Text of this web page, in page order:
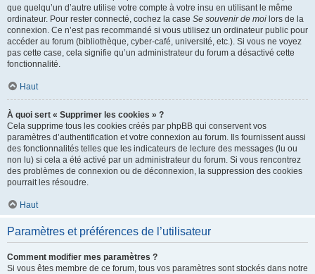
que quelqu’un d’autre utilise votre compte à votre insu en utilisant le même
ordinateur. Pour rester connecté, cochez la case Se souvenir de moi lors de la
connexion. Ce n’est pas recommandé si vous utilisez un ordinateur public pour
accéder au forum (bibliothèque, cyber-café, université, etc.). Si vous ne voyez
pas cette case, cela signifie qu’un administrateur du forum a désactivé cette
fonctionnalité.
Haut
À quoi sert « Supprimer les cookies » ?
Cela supprime tous les cookies créés par phpBB qui conservent vos
paramètres d’authentification et votre connexion au forum. Ils fournissent aussi
des fonctionnalités telles que les indicateurs de lecture des messages (lu ou
non lu) si cela a été activé par un administrateur du forum. Si vous rencontrez
des problèmes de connexion ou de déconnexion, la suppression des cookies
pourrait les résoudre.
Haut
Paramètres et préférences de l’utilisateur
Comment modifier mes paramètres ?
Si vous êtes membre de ce forum, tous vos paramètres sont stockés dans notre